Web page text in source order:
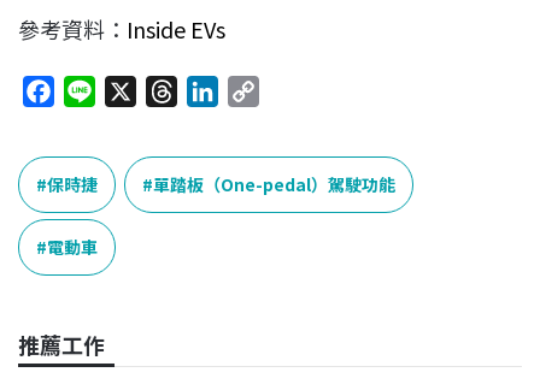
參考資料： Inside EVs
c
e
b
o
o
n
e
r
e
a
n
k
e
p
y
L
保時捷 單踏板（One-pedal）駕駛功能
電動車
推薦工作